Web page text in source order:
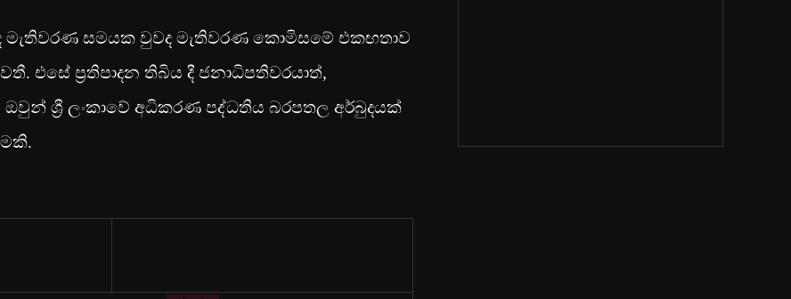
මැතිවරණ සමයක වුවද මැතිවරණ කොමිසමේ එකඟතාව
එසේ ප්‍රතිපාදන තිබිය දී ජනාධිපතිවරයාත්,
ශ්‍රී ලංකාවේ අධිකරණ පද්ධතිය බරපතල අර්බුදයක්